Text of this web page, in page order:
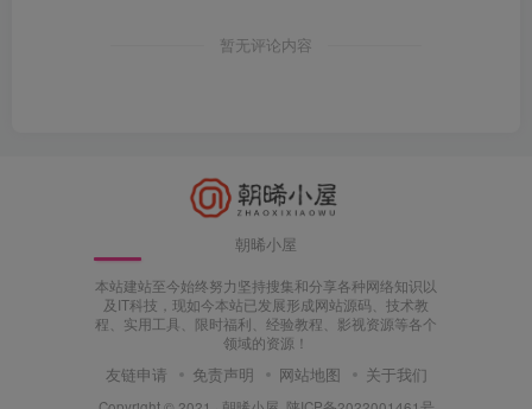
暂无评论内容
朝晞小屋
本站建站至今始终努力坚持搜集和分享各种网络知识以
及IT科技，现如今本站已发展形成网站源码、技术教
程、实用工具、限时福利、经验教程、影视资源等各个
领域的资源！
友链申请 免责声明 网站地图 关于我们